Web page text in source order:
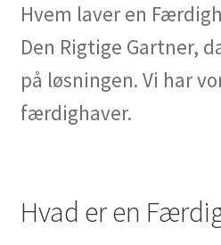
Hvem laver en
Den Rigtige Gartner,
på løsningen. Vi har
færdighaver.
Hvad er en